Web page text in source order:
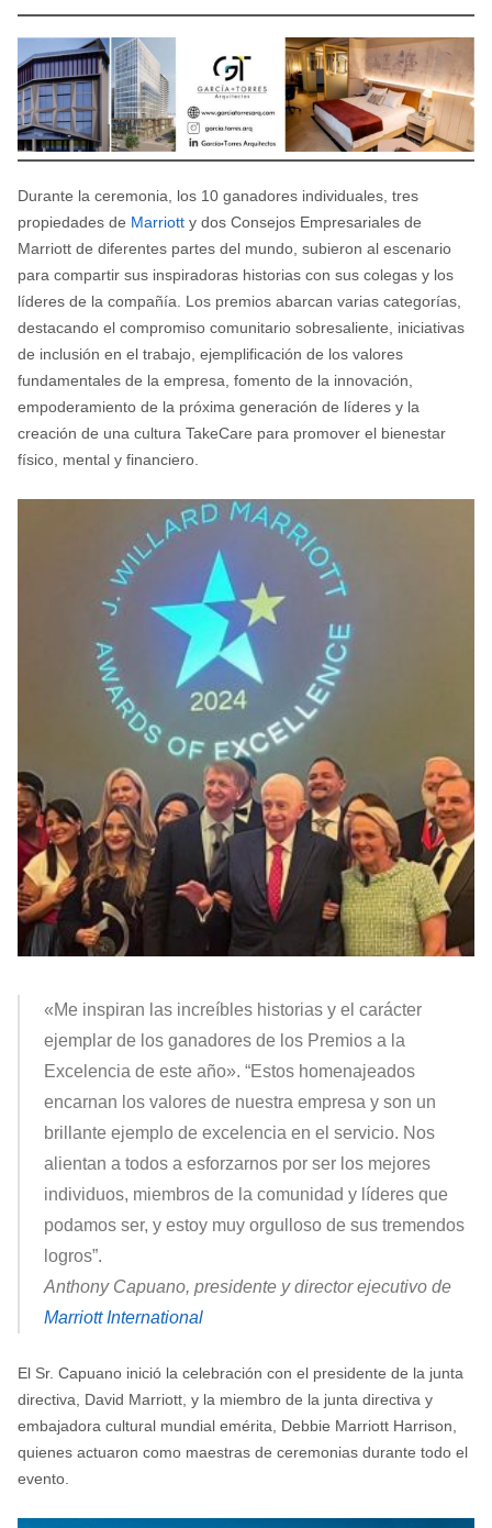
Durante la ceremonia, los 10 ganadores individuales, tres
propiedades de Marriott y dos Consejos Empresariales de
Marriott de diferentes partes del mundo, subieron al escenario
para compartir sus inspiradoras historias con sus colegas y los
líderes de la compañía. Los premios abarcan varias categorías,
destacando el compromiso comunitario sobresaliente, iniciativas
de inclusión en el trabajo, ejemplificación de los valores
fundamentales de la empresa, fomento de la innovación,
empoderamiento de la próxima generación de líderes y la
creación de una cultura TakeCare para promover el bienestar
físico, mental y financiero.
«Me inspiran las increíbles historias y el carácter
ejemplar de los ganadores de los Premios a la
Excelencia de este año». “Estos homenajeados
encarnan los valores de nuestra empresa y son un
brillante ejemplo de excelencia en el servicio. Nos
alientan a todos a esforzarnos por ser los mejores
individuos, miembros de la comunidad y líderes que
podamos ser, y estoy muy orgulloso de sus tremendos
logros”.
Anthony Capuano, presidente y director ejecutivo de
Marriott International
El Sr. Capuano inició la celebración con el presidente de la junta
directiva, David Marriott, y la miembro de la junta directiva y
embajadora cultural mundial emérita, Debbie Marriott Harrison,
quienes actuaron como maestras de ceremonias durante todo el
evento.